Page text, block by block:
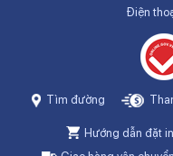
Điện
Tìm đường
Hướng dẫn đặt